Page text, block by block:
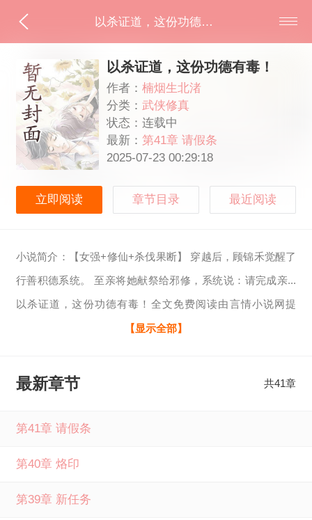
以杀证道，这份功德有毒！
以杀证道，这份功德有毒！
作者：楠烟生北渚
分类：武侠修真
状态：连载中
最新： 第41章 请假条
2025-07-23 00:29:18
立即阅读 章节目录 最近阅读
小说简介：【女强+修仙+杀伐果断】 穿越后，顾锦禾觉醒了
行善积德系统。 至亲将她献祭给邪修，系统说：请完成亲...
以杀证道，这份功德有毒！全文免费阅读由言情小说网提
供，如果您喜欢以杀证道，这份功德有毒！楠烟生北渚最新
【显示全部】
最新章节 共41章
第41章 请假条
第40章 烙印
第39章 新任务